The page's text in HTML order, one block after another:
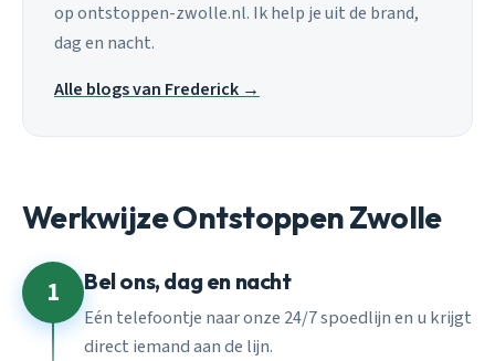
op ontstoppen-zwolle.nl. Ik help je uit de brand,
dag en nacht.
Alle blogs van Frederick →
Werkwijze Ontstoppen Zwolle
1 Bel ons, dag en nacht
Eén telefoontje naar onze 24/7 spoedlijn en u krijgt
direct iemand aan de lijn.